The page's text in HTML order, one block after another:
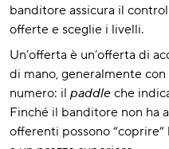
banditore assicura il
offerte e sceglie i livelli.
Un’offerta è un’offerta di
di mano, generalmente
numero: il paddle che
Finché il banditore non ha
offerenti possono “coprire”